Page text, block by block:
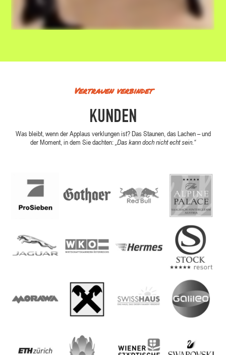
Vertrauen verbindet
KUNDEN
Was bleibt, wenn der Applaus verklungen ist? Das Staunen, das Lachen – und
der Moment, in dem Sie dachten: „Das kann doch nicht echt sein.“